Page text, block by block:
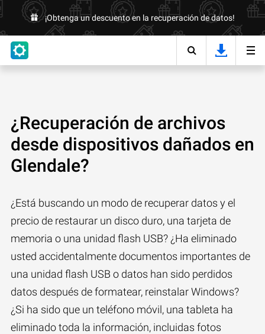
¡Obtenga un descuento en la recuperación de datos!
¿Recuperación de archivos
desde dispositivos dañados en
Glendale?
¿Está buscando un modo de recuperar datos y el
precio de restaurar un disco duro, una tarjeta de
memoria o una unidad flash USB? ¿Ha eliminado
usted accidentalmente documentos importantes de
una unidad flash USB o datos han sido perdidos
datos después de formatear, reinstalar Windows?
¿Si ha sido que un teléfono móvil, una tableta ha
eliminado toda la información, incluidas fotos